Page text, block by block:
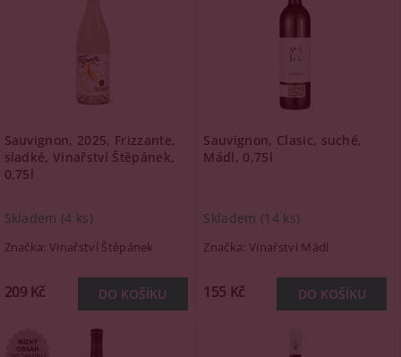
Sauvignon, 2025, Frizzante,
sladké, Vinařství Štěpánek,
0,75l
Skladem (4 ks)
Značka:Vinařství Štěpánek
209 Kč
Sauvignon, Clasic, suché,
Mádl, 0,75l
Skladem (14 ks)
Značka: Vinařství Mádl
155 Kč